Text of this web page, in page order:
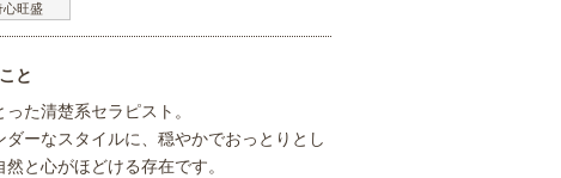
心旺盛
と
た清楚系セラピスト。
ーなスタイルに、穏やかでおっとりとし
と心がほどける存在です。